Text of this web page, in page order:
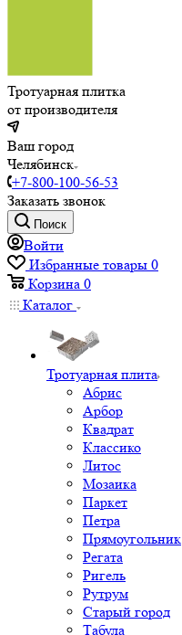
Тротуарная плитка
от производителя
Ваш город
Челябинск
+7-800-100-56-53
Заказать звонок
Поиск
Войти
Избранные товары 0
Корзина 0
Каталог
Тротуарная плита
Абрис
Арбор
Квадрат
Классико
Литос
Мозаика
Паркет
Петра
Прямоугольник
Регата
Ригель
Рутрум
Старый город
Табула